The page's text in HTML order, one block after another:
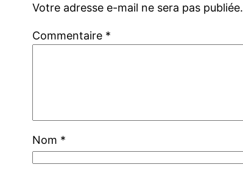
Votre adresse e-mail ne sera pas publiée.
Commentaire *
Nom *